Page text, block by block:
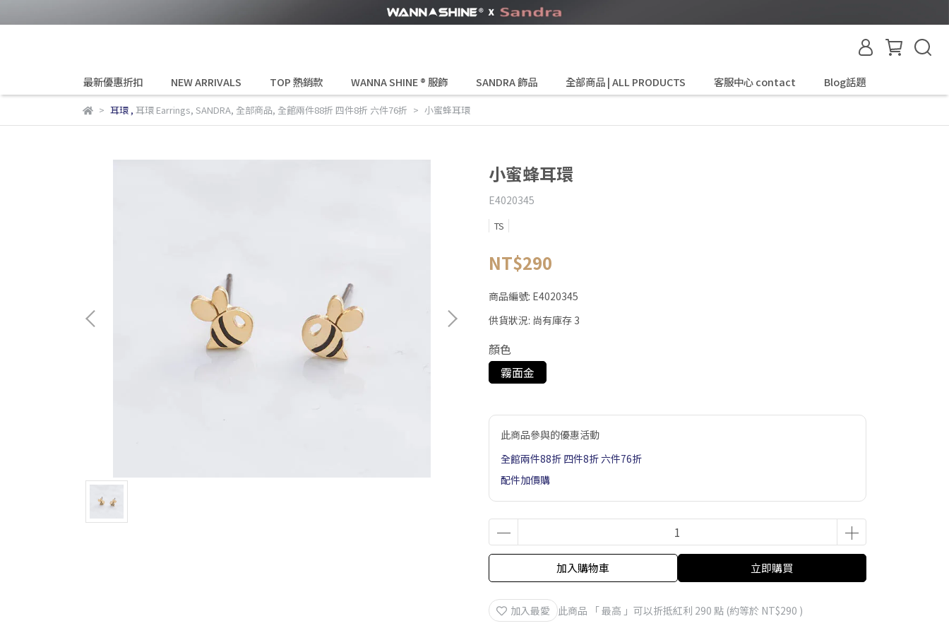
最新優惠折扣 NEW ARRIVALS TOP 熱銷款 WANNA SHINE ® 服飾 SANDRA 飾品 全部商品 | ALL PRODUCTS 客服中心 contact Blog話題
耳環, 耳環 Earrings, SANDRA, 全部商品, 全館兩件88折 四件8折 六件76折 小蜜蜂耳環
小蜜蜂耳環
E4020345
TS
NT$290
商品編號: E4020345
供貨狀況: 尚有庫存 3
顏色
霧面金
此商品參與的優惠活動
全館兩件88折 四件8折 六件76折
配件加價購
加入購物車 立即購買
加入最愛 此商品 「 最高 」可以折抵紅利 290 點 (約等於 NT$290 )